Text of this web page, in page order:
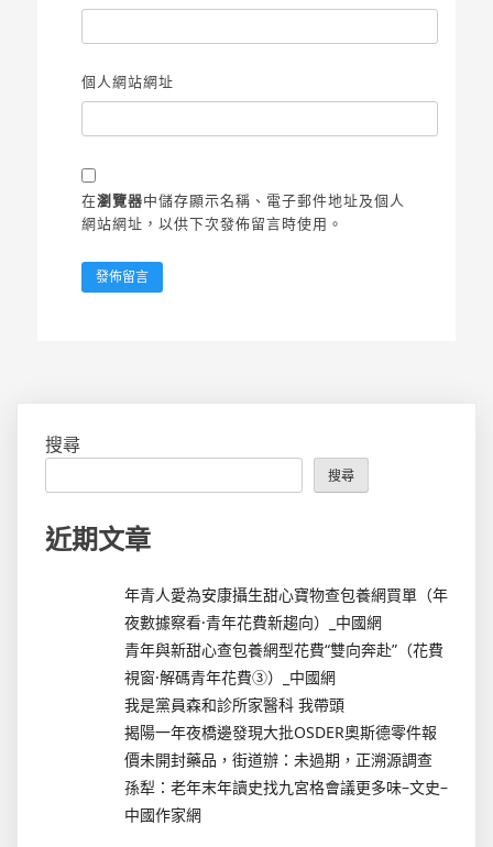
個人網站網址
在瀏覽器中儲存顯示名稱、電子郵件地址及個人
網站網址，以供下次發佈留言時使用。
搜尋
搜尋
近期文章
年青人愛為安康攝生甜心寶物查包養網買單（年
夜數據察看·青年花費新趨向）_中國網
青年與新甜心查包養網型花費“雙向奔赴”（花費
視窗·解碼青年花費③）_中國網
我是黨員森和診所家醫科 我帶頭
揭陽一年夜橋邊發現大批OSDER奧斯德零件報
價未開封藥品，街道辦：未過期，正溯源調查
孫犁：老年末年讀史找九宮格會議更多味–文史–
中國作家網